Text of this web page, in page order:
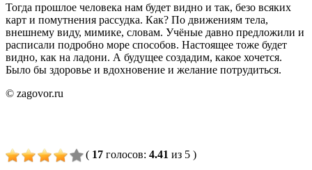
Тогда прошлое человека нам будет видно и так, безо всяких
карт и помутнения рассудка. Как? По движениям тела,
внешнему виду, мимике, словам. Учёные давно предложили и
расписали подробно море способов. Настоящее тоже будет
видно, как на ладони. А будущее создадим, какое хочется.
Было бы здоровье и вдохновение и желание потрудиться.
© zagovor.ru
( 17 голосов: 4.41 из 5 )